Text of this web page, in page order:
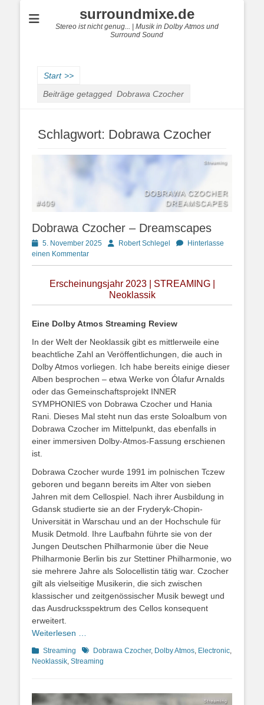
surroundmixe.de
Stereo ist nicht genug... | Musik in Dolby Atmos und
Surround Sound
Start >>
Beiträge getagged Dobrawa Czocher
Schlagwort: Dobrawa Czocher
Dobrawa Czocher – Dreamscapes
Posted
on
5. November 2025 AutorRobert Schlegel
Hinterlasse
einen Kommentar
Erscheinungsjahr 2023 | STREAMING |
Neoklassik
Eine Dolby Atmos Streaming Review
In der Welt der Neoklassik gibt es mittlerweile eine
beachtliche Zahl an Veröffentlichungen, die auch in
Dolby Atmos vorliegen. Ich habe bereits einige dieser
Alben besprochen – etwa Werke von Ólafur Arnalds
oder das Gemeinschaftsprojekt INNER
SYMPHONIES von Dobrawa Czocher und Hania
Rani. Dieses Mal steht nun das erste Soloalbum von
Dobrawa Czocher im Mittelpunkt, das ebenfalls in
einer immersiven Dolby-Atmos-Fassung erschienen
ist.
Dobrawa Czocher wurde 1991 im polnischen Tczew
geboren und begann bereits im Alter von sieben
Jahren mit dem Cellospiel. Nach ihrer Ausbildung in
Gdansk studierte sie an der Fryderyk-Chopin-
Universität in Warschau und an der Hochschule für
Musik Detmold. Ihre Laufbahn führte sie von der
Jungen Deutschen Philharmonie über die Neue
Philharmonie Berlin bis zur Stettiner Philharmonie, wo
sie mehrere Jahre als Solocellistin tätig war. Czocher
gilt als vielseitige Musikerin, die sich zwischen
klassischer und zeitgenössischer Musik bewegt und
das Ausdrucksspektrum des Cellos konsequent
erweitert.
Weiterlesen …
Kategorien
Streaming Schlagworte
Dobrawa Czocher, Dolby Atmos Electronic
Neoklassik Streaming